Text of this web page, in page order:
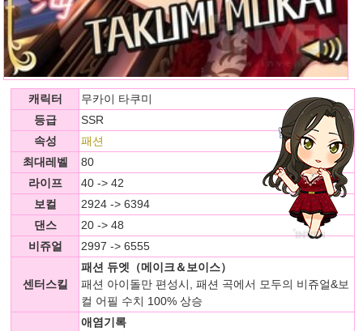
캐릭터
무카이 타쿠미
등급
SSR
속성
패션
최대레벨
80
라이프
40 -> 42
보컬
2924 -> 6394
댄스
20 -> 48
비쥬얼
2997 -> 6555
센터스킬
패션 듀엣（메이크＆보이스）
패션 아이돌만 편성시, 패션 곡에서 모두의 비쥬얼&보
컬 어필 수치 100% 상승
애염기록